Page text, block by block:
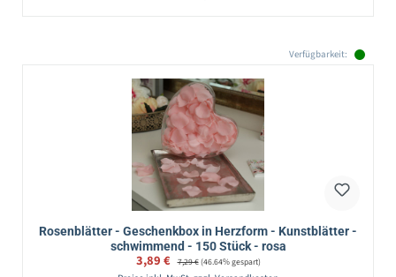
Verfügbarkeit:
Rosenblätter - Geschenkbox in Herzform - Kunstblätter -
schwimmend - 150 Stück - rosa
Verkaufspreis:
3,89 € Regulärer Preis:
7,29 €(46.64% gespart)